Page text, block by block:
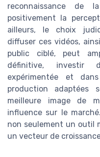
reconnaissance de
positivement la
ailleurs, le choix
diffuser ces vidéos,
public ciblé, peut
définitive, investir
expérimentée et
production
meilleure image de
influence sur le
non seulement un outil
un vecteur de